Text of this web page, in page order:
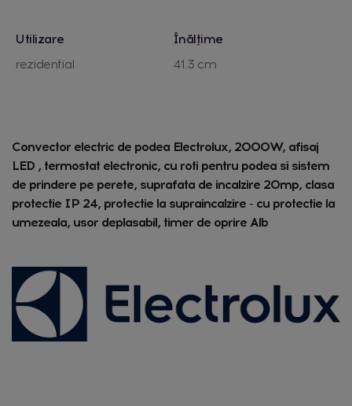
Utilizare
rezidential
Înălțime
41.3 cm
Convector electric de podea Electrolux, 2000W, afisaj
LED , termostat electronic, cu roti pentru podea si sistem
de prindere pe perete, suprafata de incalzire 20mp, clasa
protectie IP 24, protectie la supraincalzire - cu protectie la
umezeala, usor deplasabil, timer de oprire Alb